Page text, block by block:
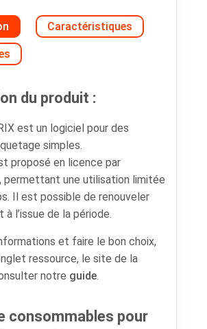
Caractéristiques
du produit :
est un logiciel pour des
simples.
proposé en licence par
permettant une utilisation limitée
Il est possible de renouveler
à l’issue de la période.
et faire le bon choix,
ressource, le site de la
notre guide.
consommables pour